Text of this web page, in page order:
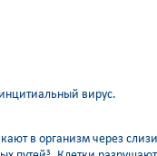
вирус.
в организм через
3